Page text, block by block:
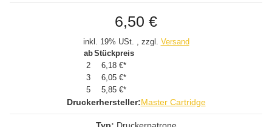
6,50 €
inkl. 19% USt. , zzgl. Versand
abStückpreis
2
6,18 €*
3
6,05 €*
5
5,85 €*
Druckerhersteller:Master Cartridge